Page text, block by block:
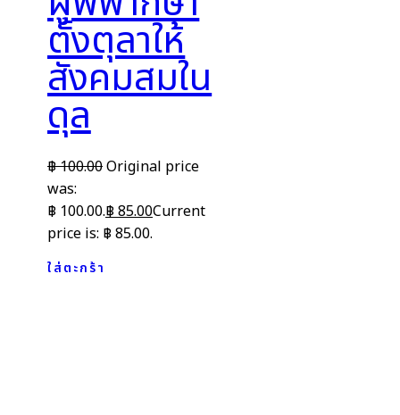
ตั้งตุลาให้
สังคมสมใน
ดุล
฿100.00Original price
was:
฿ 100.00.฿85.00Current
price is: ฿ 85.00.
ใส่ตะกร้า